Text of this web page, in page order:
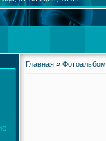
Главная » Фотоальбом